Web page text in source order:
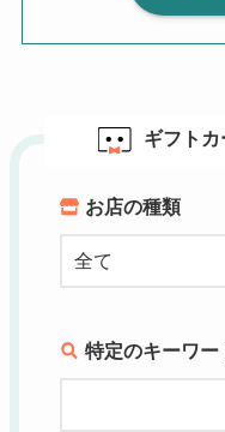
ギフトカ
お店の種類
特定のキーワー